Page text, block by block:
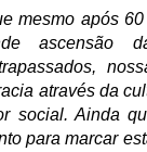
mesmo após
ascensão
através da
social. Ainda
para marcar